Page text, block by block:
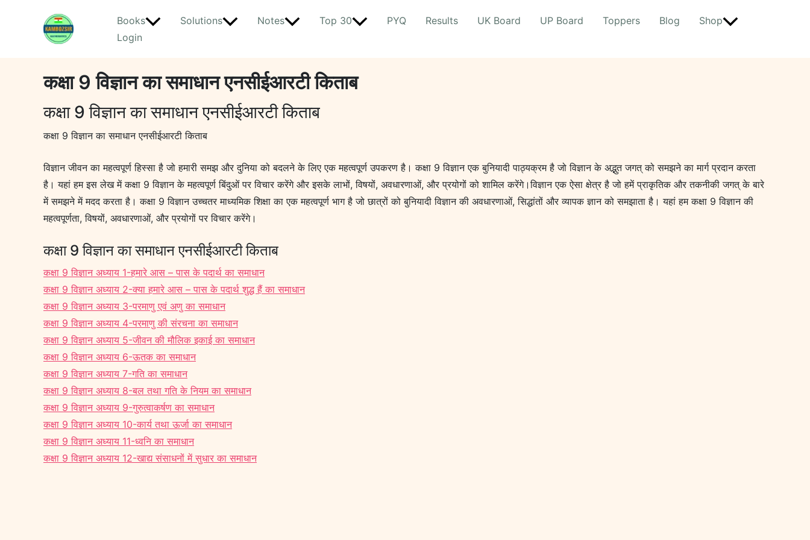
Books Solutions Notes Top 30 PYQ Results UK Board UP Board Toppers Blog
Shop
Login
कक्षा 9 विज्ञान का समाधान एनसीईआरटी किताब
कक्षा 9 विज्ञान का समाधान एनसीईआरटी किताब
कक्षा 9 विज्ञान का समाधान एनसीईआरटी किताब
विज्ञान जीवन का महत्वपूर्ण हिस्सा है जो हमारी समझ और दुनिया को बदलने के लिए एक महत्वपूर्ण उपकरण है। कक्षा 9 विज्ञान एक बुनियादी पाठ्यक्रम है जो विज्ञान के अद्भुत जगत् को समझने का मार्ग प्रदान करता
है। यहां हम इस लेख में कक्षा 9 विज्ञान के महत्वपूर्ण बिंदुओं पर विचार करेंगे और इसके लाभों, विषयों, अवधारणाओं, और प्रयोगों को शामिल करेंगे।विज्ञान एक ऐसा क्षेत्र है जो हमें प्राकृतिक और तकनीकी जगत् के बारे
में समझने में मदद करता है। कक्षा 9 विज्ञान उच्चतर माध्यमिक शिक्षा का एक महत्वपूर्ण भाग है जो छात्रों को बुनियादी विज्ञान की अवधारणाओं, सिद्धांतों और व्यापक ज्ञान को समझाता है। यहां हम कक्षा 9 विज्ञान की
महत्वपूर्णता, विषयों, अवधारणाओं, और प्रयोगों पर विचार करेंगे।
कक्षा 9 विज्ञान का समाधान एनसीईआरटी किताब
कक्षा 9 विज्ञान अध्याय 1-हमारे आस – पास के पदार्थ का समाधान
कक्षा 9 विज्ञान अध्याय 2-क्या हमारे आस – पास के पदार्थ शुद्ध हैं का समाधान
कक्षा 9 विज्ञान अध्याय 3-परमाणु एवं अणु का समाधान
कक्षा 9 विज्ञान अध्याय 4-परमाणु की संरचना का समाधान
कक्षा 9 विज्ञान अध्याय 5-जीवन की मौलिक इकाई का समाधान
कक्षा 9 विज्ञान अध्याय 6-ऊतक का समाधान
कक्षा 9 विज्ञान अध्याय 7-गति का समाधान
कक्षा 9 विज्ञान अध्याय 8-बल तथा गति के नियम का समाधान
कक्षा 9 विज्ञान अध्याय 9-गुरुत्वाकर्षण का समाधान
कक्षा 9 विज्ञान अध्याय 10-कार्य तथा ऊर्जा का समाधान
कक्षा 9 विज्ञान अध्याय 11-ध्वनि का समाधान
कक्षा 9 विज्ञान अध्याय 12-खाद्य संसाधनों में सुधार का समाधान